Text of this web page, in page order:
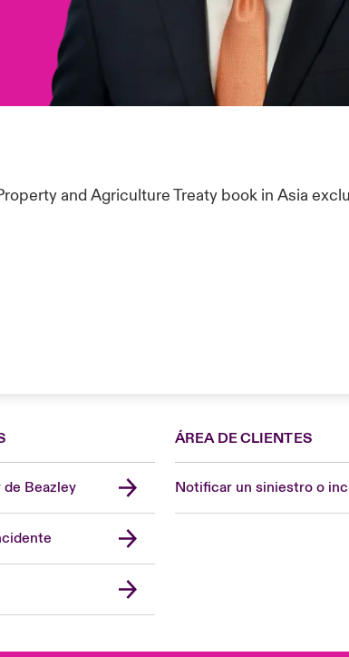
and Agriculture Treaty book in Asia
Beazley
ÁREA DE CLIENTES
Notificar un siniestro o
London Market